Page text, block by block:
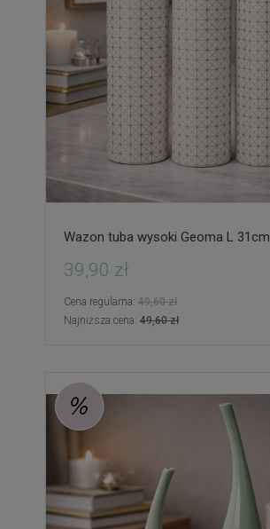
Wazon tuba wysoki Geoma L 31cm
39,90 zł
Cena regularna: 49,60 zł
Najniższa cena: 49,60 zł